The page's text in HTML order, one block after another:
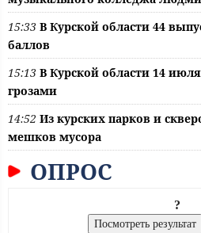
15:33 В Курской области 44
баллов
15:13 В Курской области 14
грозами
14:52 Из курских парков и
мешков мусора
ОПРОС
?